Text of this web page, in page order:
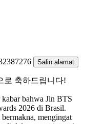
Salin alamat
kabar bahwa Jin BTS
2026 di Brasil.
mengingat